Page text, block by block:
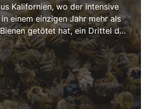
Kalifornien, wo der intensive
einem einzigen Jahr mehr als
getötet hat, ein Drittel der
gezüchteten